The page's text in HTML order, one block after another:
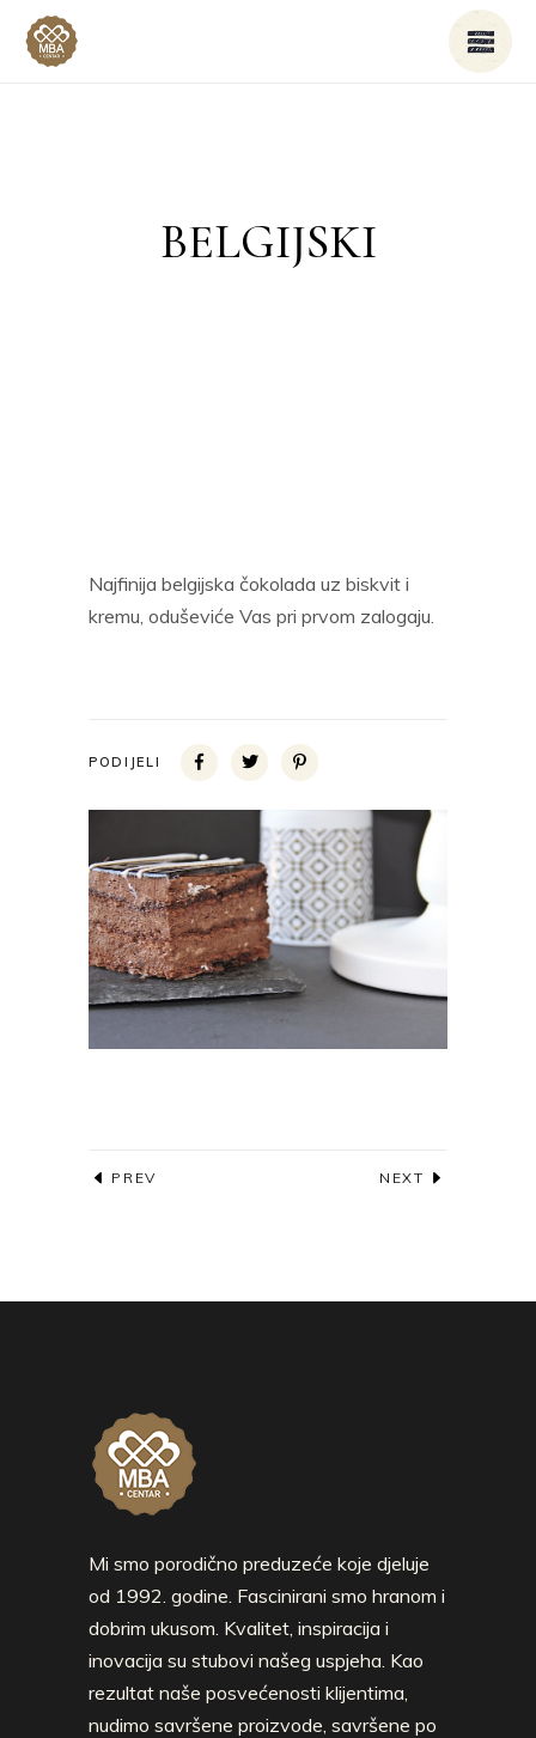
BELGIJSKI
Najfinija belgijska čokolada uz biskvit i
kremu, oduševiće Vas pri prvom zalogaju.
PODIJELI
PREV NEXT
Mi smo porodično preduzeće koje djeluje
od 1992. godine. Fascinirani smo hranom i
dobrim ukusom. Kvalitet, inspiracija i
inovacija su stubovi našeg uspjeha. Kao
rezultat naše posvećenosti klijentima,
nudimo savršene proizvode, savršene po